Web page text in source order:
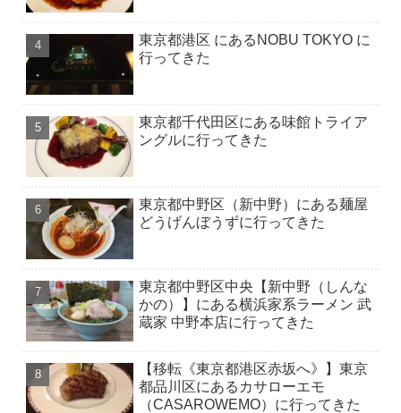
東京都港区 にあるNOBU TOKYO に
行ってきた
東京都千代田区にある味館トライア
ングルに行ってきた
東京都中野区（新中野）にある麺屋
どうげんぼうずに行ってきた
東京都中野区中央【新中野（しんな
かの）】にある横浜家系ラーメン 武
蔵家 中野本店に行ってきた
【移転《東京都港区赤坂へ》】東京
都品川区にあるカサローエモ
（CASAROWEMO）に行ってきた